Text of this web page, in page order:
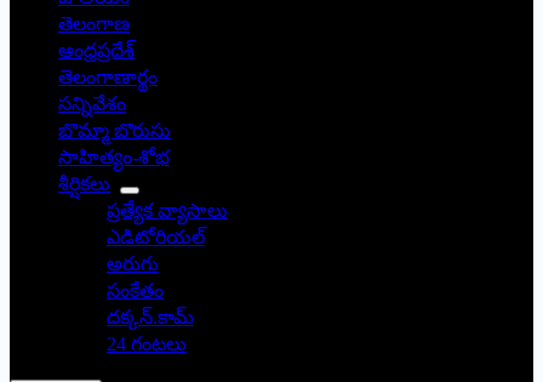
తెలంగాణ
ఆంధ్రప్రదేశ్
తెలంగాణార్థం
సన్నివేశం
బొమ్మా బొరుసు
సాహిత్యం-శోభ
శీర్షికలు
ప్రత్యేక వ్యాసాలు
ఎడిటోరియల్
అరుగు
సంకేతం
దక్కన్.కామ్
24 గంటలు